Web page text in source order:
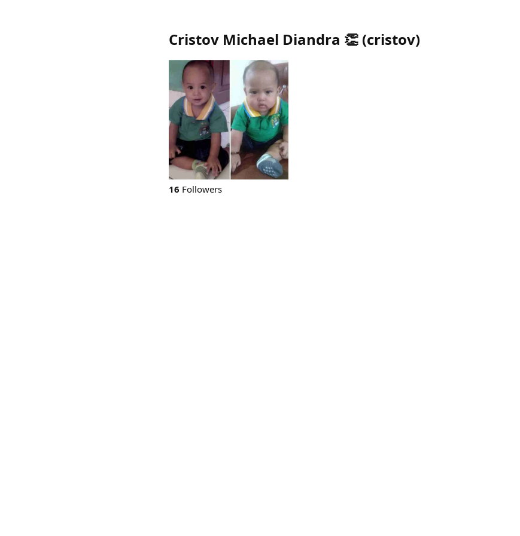
Cristov Michael Diandra 👏 (cristov)
16 Followers